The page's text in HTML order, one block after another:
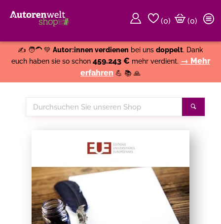
(0)
(0)
✍️ 🧑‍🦱 💚 Autor:innen verdienen bei uns doppelt. Dank
euch haben sie so schon 459.243 € mehr verdient. → Mehr
erfahren 💪 📚 🙏
Durchsuchen
Sie